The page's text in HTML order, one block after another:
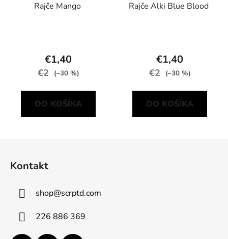
Rajče Mango
€1,40
€2 (–30 %)
DO KOŠÍKA
Rajče Alki Blue Blood
€1,40
€2 (–30 %)
DO KOŠÍKA
Kontakt
shop@scrptd.com
226 886 369